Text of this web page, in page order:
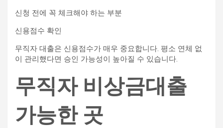
신청 전에 꼭 체크해야 하는 부분
신용점수 확인
무직자 대출은 신용점수가 매우 중요합니다. 평소 연체 없
이 관리했다면 승인 가능성이 높아질 수 있습니다.
무직자 비상금대출
가능한 곳